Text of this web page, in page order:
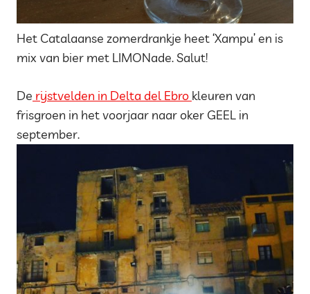
Het Catalaanse zomerdrankje heet ‘Xampu’ en is
mix van bier met LIMONade. Salut!
De rijstvelden in Delta del Ebro kleuren van
frisgroen in het voorjaar naar oker GEEL in
september.